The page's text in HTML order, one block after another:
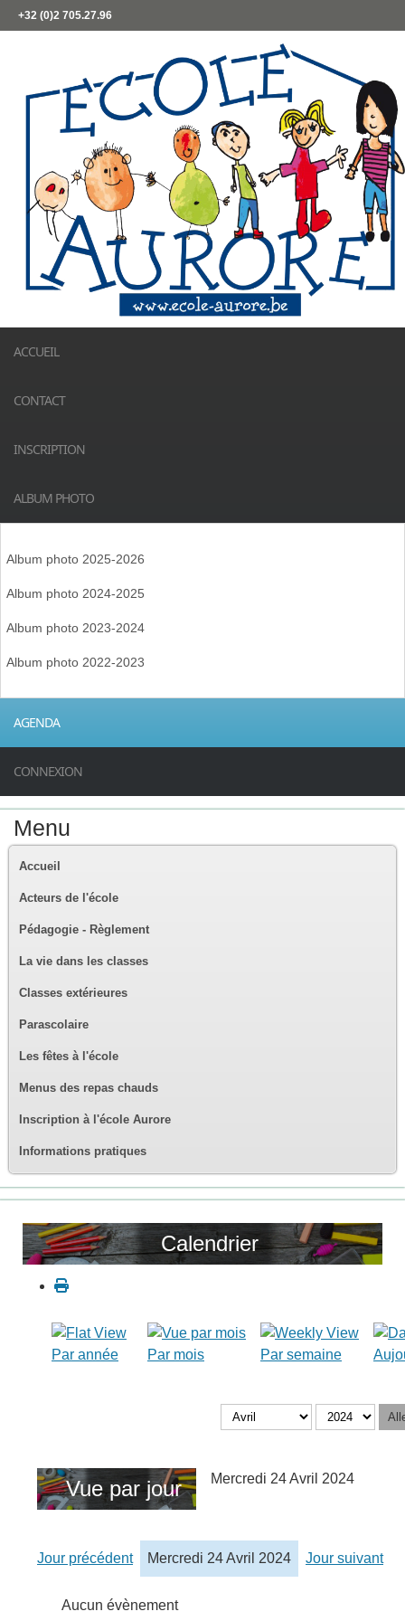
+32 (0)2 705.27.96
ACCUEIL
CONTACT
INSCRIPTION
ALBUM PHOTO
Album photo 2025-2026
Album photo 2024-2025
Album photo 2023-2024
Album photo 2022-2023
AGENDA
CONNEXION
Menu
Accueil
Acteurs de l'école
Pédagogie - Règlement
La vie dans les classes
Classes extérieures
Parascolaire
Les fêtes à l'école
Menus des repas chauds
Inscription à l'école Aurore
Informations pratiques
Calendrier
Par année Par mois Par semaine
Vue par jour Mercredi 24 Avril 2024
Jour précédent Mercredi 24 Avril 2024 Jour suivant
Aucun évènement